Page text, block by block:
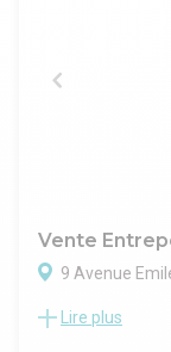
Vente
9 Avenue
Sur la commune
Lire plus